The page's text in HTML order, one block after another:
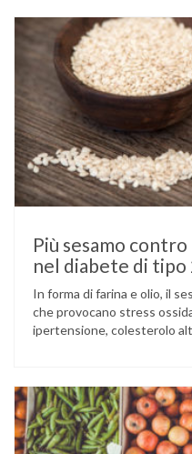
Più sesamo
nel diabete di tipo
In forma di farina e olio, il
che provocano stress
ipertensione, colesterolo
utilizzati per la